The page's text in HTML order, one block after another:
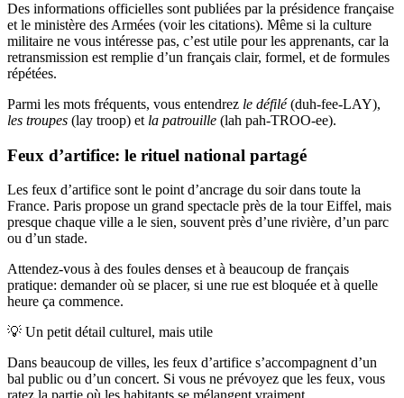
Des informations officielles sont publiées par la présidence française
et le ministère des Armées (voir les citations). Même si la culture
militaire ne vous intéresse pas, c’est utile pour les apprenants, car la
retransmission est remplie d’un français clair, formel, et de formules
répétées.
Parmi les mots fréquents, vous entendrez le défilé(duh-fee-LAY),
les troupes (lay troop) et la patrouille (lah pah-TROO-ee).
Feux d’artifice: le rituel national partagé
Les feux d’artifice sont le point d’ancrage du soir dans toute la
France. Paris propose un grand spectacle près de la tour Eiffel, mais
presque chaque ville a le sien, souvent près d’une rivière, d’un parc
ou d’un stade.
Attendez-vous à des foules denses et à beaucoup de français
pratique: demander où se placer, si une rue est bloquée et à quelle
heure ça commence.
💡 Un petit détail culturel, mais utile
Dans beaucoup de villes, les feux d’artifice s’accompagnent d’un
bal public ou d’un concert. Si vous ne prévoyez que les feux, vous